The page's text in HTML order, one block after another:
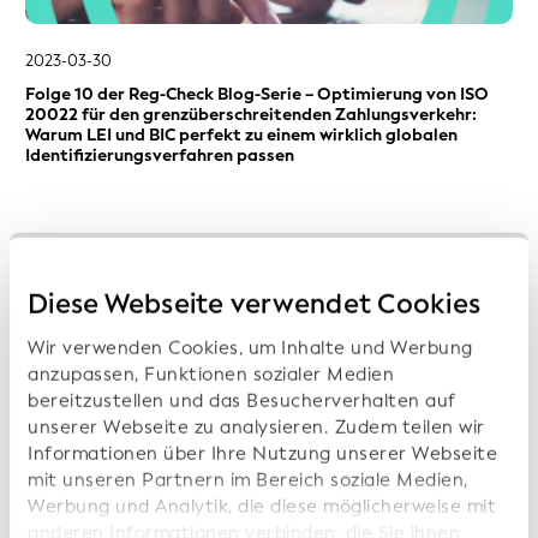
Diese Webseite verwendet Cookies
Wir verwenden Cookies, um Inhalte und Werbung
anzupassen, Funktionen sozialer Medien
bereitzustellen und das Besucherverhalten auf
unserer Webseite zu analysieren. Zudem teilen wir
Informationen über Ihre Nutzung unserer Webseite
mit unseren Partnern im Bereich soziale Medien,
Werbung und Analytik, die diese möglicherweise mit
anderen Informationen verbinden, die Sie ihnen
2023-03-30
Folge 10 der Reg-Check Blog-Serie – Optimierung von ISO
20022 für den grenzüberschreitenden Zahlungsverkehr:
Warum LEI und BIC perfekt zu einem wirklich globalen
Identifizierungsverfahren passen
2023-11-01
Australian Payments Network (2023-11-01): Legal Entity
Identifiers (LEIs)